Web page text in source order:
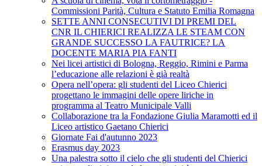
Commissioni Parità, Cultura e Statuto Emilia Romagna
SETTE ANNI CONSECUTIVI DI PREMI DEL
CNR IL CHIERICI REALIZZA LE STEAM CON
GRANDE SUCCESSO LA FAUTRICE? LA
DOCENTE MARIA PIA FANTI
Nei licei artistici di Bologna, Reggio, Rimini e Parma
l’educazione alle relazioni è già realtà
Opera nell’opera: gli studenti del Liceo Chierici
progettano le immagini delle opere liriche in
programma al Teatro Municipale Valli
Collaborazione tra la Fondazione Giulia Maramotti ed il
Liceo artistico Gaetano Chierici
Giornate Fai d'autunno 2023
Erasmus day 2023
Una palestra sotto il cielo che gli studenti del Chierici